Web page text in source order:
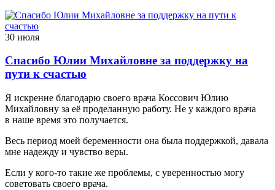
30 июля
Спасибо Юлии Михайловне за поддержку на
пути к счастью
Я искренне благодарю своего врача Коссович Юлию
Михайловну за её проделанную работу. Не у каждого врача
в наше время это получается.
Весь период моей беременности она была поддержкой, давала
мне надежду и чувство веры.
Если у кого-то такие же проблемы, с уверенностью могу
советовать своего врача.